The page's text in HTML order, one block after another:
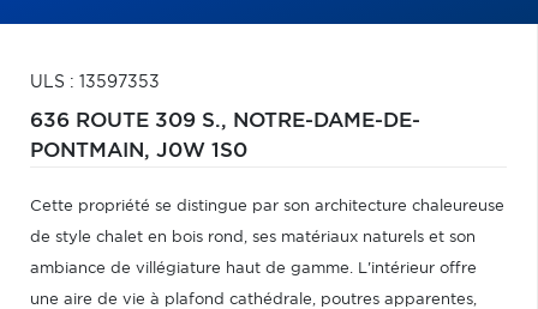
ULS : 13597353
636 ROUTE 309 S., NOTRE-DAME-DE-
PONTMAIN, J0W 1S0
Cette propriété se distingue par son architecture chaleureuse
de style chalet en bois rond, ses matériaux naturels et son
ambiance de villégiature haut de gamme. L'intérieur offre
une aire de vie à plafond cathédrale, poutres apparentes,